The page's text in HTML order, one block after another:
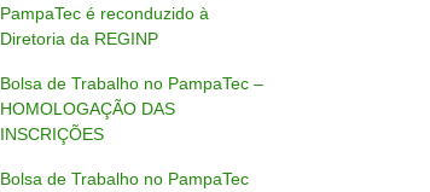
PampaTec é reconduzido à
Diretoria da REGINP
Bolsa de Trabalho no PampaTec –
HOMOLOGAÇÃO DAS
INSCRIÇÕES
Bolsa de Trabalho no PampaTec